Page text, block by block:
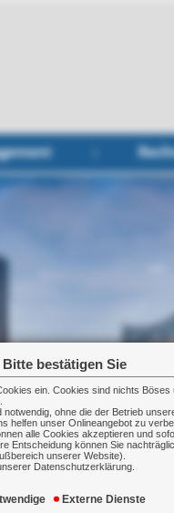
Bitte bestätigen Sie
ein. Cookies sind nichts Böses
ohne die der Betrieb
helfen unser Onlineangebot zu
alle Cookies akzeptieren und
Entscheidung können Sie
unserer Website).
Datenschutzerklärung.
Externe Dienste